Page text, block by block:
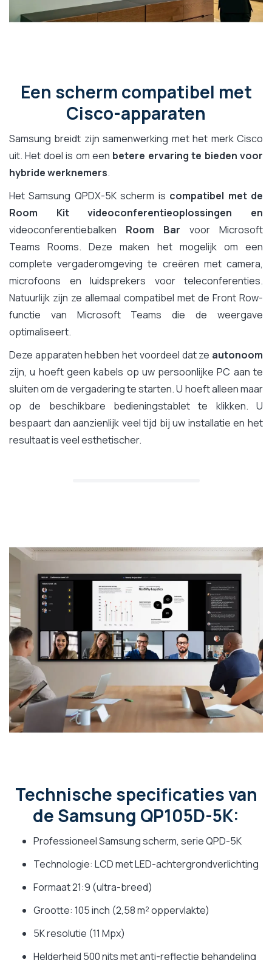
Een scherm compatibel met
Cisco-apparaten
Samsung breidt zijn samenwerking met het merk Cisco
uit. Het doel is om een betere ervaring te bieden voor
hybride werknemers.
Het Samsung QPDX-5K scherm is compatibel met de
Room Kit videoconferentieoplossingen en
videoconferentiebalken Room Bar voor Microsoft
Teams Rooms. Deze maken het mogelijk om een
complete vergaderomgeving te creëren met camera,
microfoons en luidsprekers voor teleconferenties.
Natuurlijk zijn ze allemaal compatibel met de Front Row-
functie van Microsoft Teams die de weergave
optimaliseert.
Deze apparaten hebben het voordeel dat ze autonoom
zijn, u hoeft geen kabels op uw persoonlijke PC aan te
sluiten om de vergadering te starten. U hoeft alleen maar
op de beschikbare bedieningstablet te klikken. U
bespaart dan aanzienlijk veel tijd bij uw installatie en het
resultaat is veel esthetischer.
Technische specificaties van
de Samsung QP105D-5K:
Professioneel Samsung scherm, serie QPD-5K
Technologie: LCD met LED-achtergrondverlichting
Formaat 21:9 (ultra-breed)
Grootte: 105 inch (2,58 m² oppervlakte)
5K resolutie (11 Mpx)
Helderheid 500 nits met anti-reflectie behandeling